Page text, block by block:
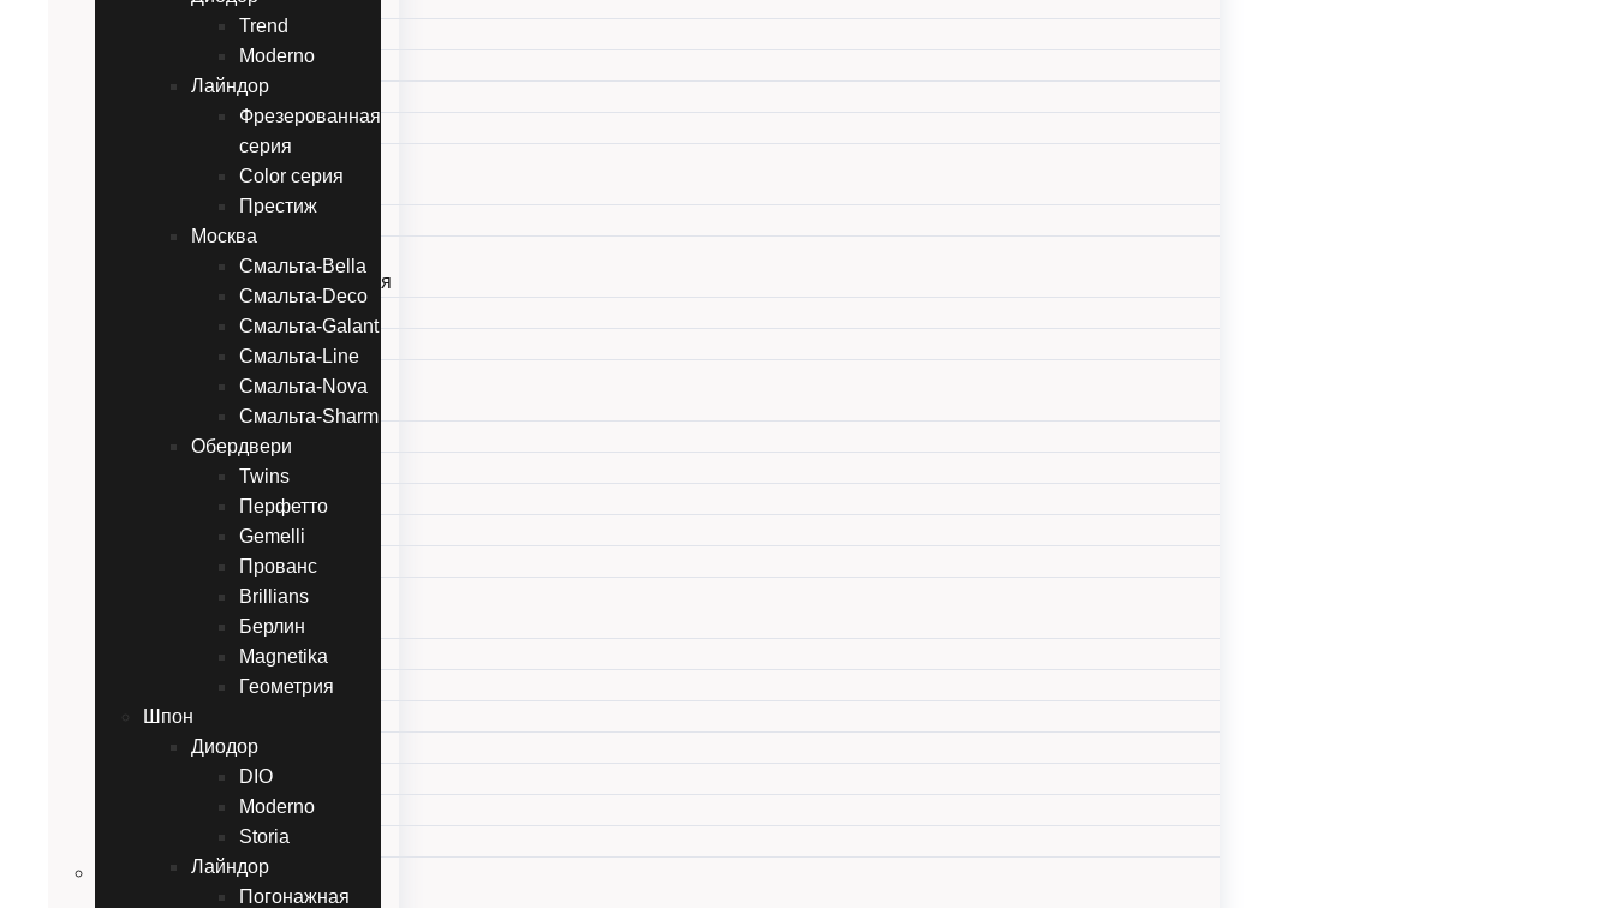
Trend
Moderno
Лайндор
Фрезерованная
серия
Color серия
Престиж
Москва
Смальта-Bella
Смальта-Deco
Смальта-Galant
Смальта-Line
Смальта-Nova
Смальта-Sharm
Обердвери
Twins
Перфетто
Gemelli
Прованс
Brillians
Берлин
Magnetika
Геометрия
Шпон
Диодор
DIO
Moderno
Storia
Лайндор
Погонажная
Line
Style
Неоклассика
Фьорд
Moderno
Фрезерованная серия
Престиж
Смальта-Bella
Смальта-Deco
Смальта-Galant
Смальта-Line
Смальта-Nova
Смальта-Sharm
Обердвери
Twins
Перфетто
Gemelli
Brillians
Берлин
Magnetika
Геометрия